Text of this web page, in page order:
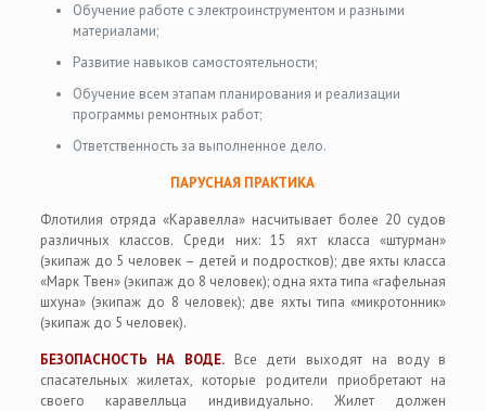
Обучение работе с электроинструментом и разными
материалами;
Развитие навыков самостоятельности;
Обучение всем этапам планирования и реализации
программы ремонтных работ;
Ответственность за выполненное дело.
ПАРУСНАЯ ПРАКТИКА
Флотилия отряда «Каравелла» насчитывает более 20 судов
различных классов. Среди них: 15 яхт класса «штурман»
(экипаж до 5 человек – детей и подростков); две яхты класса
«Марк Твен» (экипаж до 8 человек); одна яхта типа «гафельная
шхуна» (экипаж до 8 человек); две яхты типа «микротонник»
(экипаж до 5 человек).
БЕЗОПАСНОСТЬ НА ВОДЕ. Все дети выходят на воду в
спасательных жилетах, которые родители приобретают на
своего каравелльца индивидуально. Жилет должен